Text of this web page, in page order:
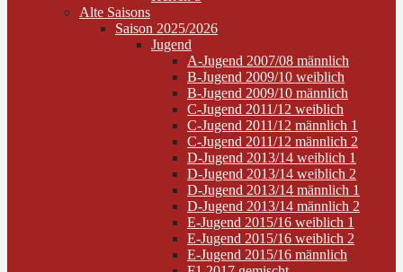
Alte Saisons
Saison 2025/2026
Jugend
A-Jugend 2007/08 männlich
B-Jugend 2009/10 weiblich
B-Jugend 2009/10 männlich
C-Jugend 2011/12 weiblich
C-Jugend 2011/12 männlich 1
C-Jugend 2011/12 männlich 2
D-Jugend 2013/14 weiblich 1
D-Jugend 2013/14 weiblich 2
D-Jugend 2013/14 männlich 1
D-Jugend 2013/14 männlich 2
E-Jugend 2015/16 weiblich 1
E-Jugend 2015/16 weiblich 2
E-Jugend 2015/16 männlich